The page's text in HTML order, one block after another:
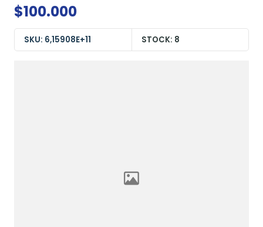
$100.000
SKU: 6,15908E+11 STOCK: 8